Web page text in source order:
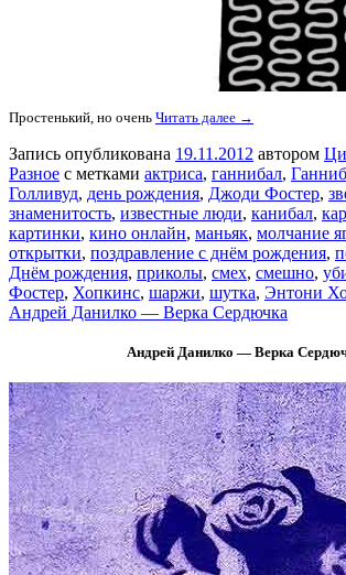
Простенький, но очень Читать далее →
Запись опубликована 19.11.2012 автором
Разное с метками актриса, ганнибал,
Голливуд, день рождения, Джоди Фостер,
знаменитость, известные люди, канибал,
картинки, кино онлайн, маньяк, молчание
открытки, поздравление с днём рождения,
Днём рождения, приколы, смех, смешно,
Фостер, Хопкинс, шаржи, шутка, Энтони
Андрей Данилко — Верка Сердючка
Андрей Данилко — Верка